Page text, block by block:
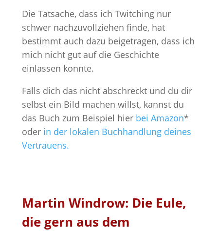
Die Tatsache, dass ich Twitching nur
schwer nachzuvollziehen finde, hat
bestimmt auch dazu beigetragen, dass ich
mich nicht gut auf die Geschichte
einlassen konnte.
Falls dich das nicht abschreckt und du dir
selbst ein Bild machen willst, kannst du
das Buch zum Beispiel hier bei Amazon*
oder in der lokalen Buchhandlung deines
Vertrauens.
Martin Windrow: Die Eule,
die gern aus dem